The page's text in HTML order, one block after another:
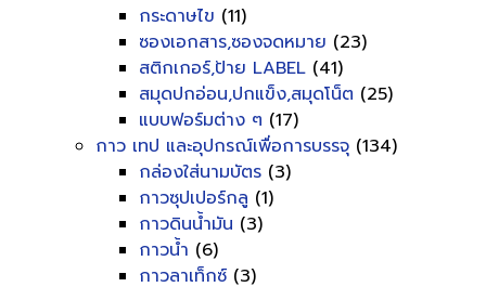
กระดาษไข (11)
ซองเอกสาร,ซองจดหมาย (23)
สติกเกอร์,ป้าย LABEL (41)
สมุดปกอ่อน,ปกแข็ง,สมุดโน็ต (25)
แบบฟอร์มต่าง ๆ (17)
กาว เทป และอุปกรณ์เพื่อการบรรจุ (134)
กล่องใส่นามบัตร (3)
กาวซุปเปอร์กลู (1)
กาวดินน้ำมัน (3)
กาวน้ำ (6)
กาวลาเท็กซ์ (3)